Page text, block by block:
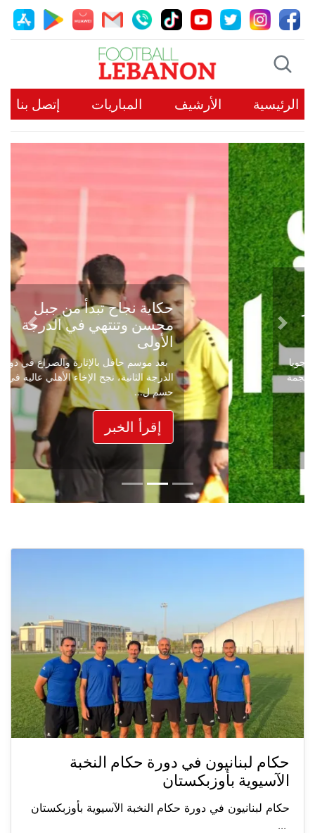
الرئيسية الأرشيف المباريات إتصل بنا
حكاية نجاح تبدأ من جبل
محسن وتنتهي في الدرجة
الأولى
بعد موسم حافل بالإثارة والصراع في دوري
الدرجة الثانية، نجح الإخاء الأهلي عاليه في
حسم ل...
إقرأ الخبر
Previous
Next
حكام لبنانيون في دورة حكام النخبة
الآسيوية بأوزبكستان
حكام لبنانيون في دورة حكام النخبة الآسيوية بأوزبكستان
...